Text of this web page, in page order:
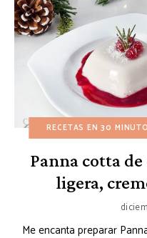
RECETAS EN 30
Panna cotta
ligera,
Me encanta preparar